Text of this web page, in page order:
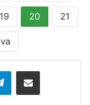
19 20 21
TelegramCondividi via Email